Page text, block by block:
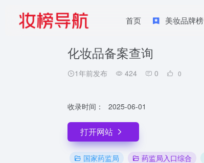
首页 美妆品牌榜
化妆品备案查询
1年前发布 424 0 0
收录时间： 2025-06-01
打开网站
国家药监局 药监局入口综合